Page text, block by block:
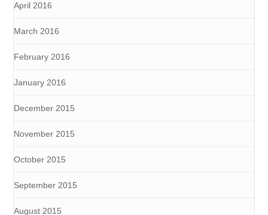
April 2016
March 2016
February 2016
January 2016
December 2015
November 2015
October 2015
September 2015
August 2015